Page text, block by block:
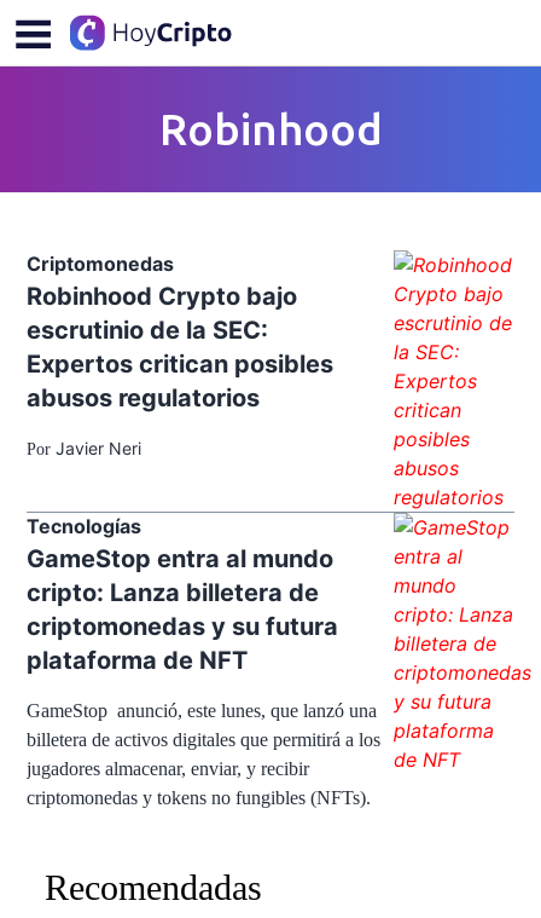
Robinhood
Criptomonedas
Robinhood Crypto bajo
escrutinio de la SEC:
Expertos critican posibles
abusos regulatorios
Por Javier Neri
Tecnologías
GameStop entra al mundo
cripto: Lanza billetera de
criptomonedas y su futura
plataforma de NFT
GameStop anunció, este lunes, que lanzó una
billetera de activos digitales que permitirá a los
jugadores almacenar, enviar, y recibir
criptomonedas y tokens no fungibles (NFTs).
Recomendadas